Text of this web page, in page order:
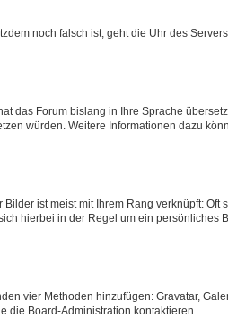
noch falsch ist, geht die Uhr des
das Forum bislang in Ihre Sprache
würden. Weitere Informationen dazu
ist meist mit Ihrem Rang verknüpft:
hierbei in der Regel um ein persönliches
vier Methoden hinzufügen: Gravatar,
die Board-Administration kontaktieren.